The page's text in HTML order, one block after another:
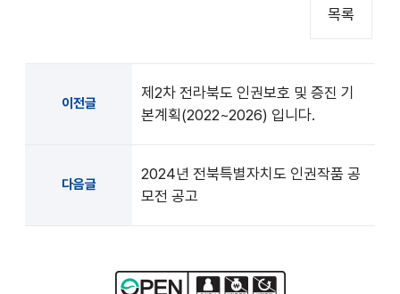
목록
이전글
제2차 전라북도 인권보호 및 증진 기
본계획(2022~2026) 입니다.
다음글
2024년 전북특별자치도 인권작품 공
모전 공고